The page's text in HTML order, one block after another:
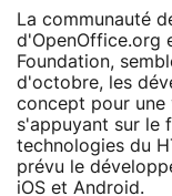
La communauté
d'OpenOffice.org
Foundation,
d'octobre, les
concept pour une
s'appuyant sur le
technologies du
prévu le
iOS et Android.